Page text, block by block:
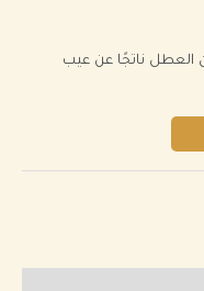
العطل ناتجًا عن عيب